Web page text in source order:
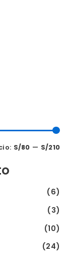
S/80 — S/210
(6)
(3)
(10)
(24)